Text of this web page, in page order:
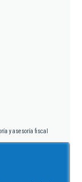
y asesoría fiscal